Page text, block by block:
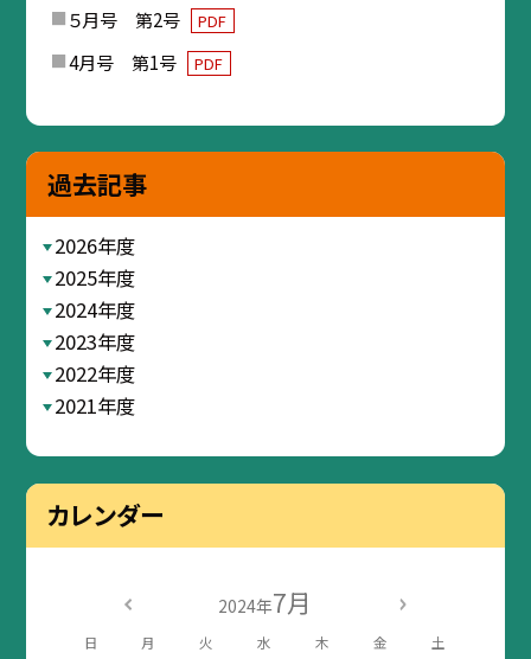
５月号 第2号 PDF
4月号 第1号 PDF
過去記事
2026年度
2025年度
2024年度
2023年度
2022年度
2021年度
カレンダー
2024年7月
日 月 火 水 木 金 土